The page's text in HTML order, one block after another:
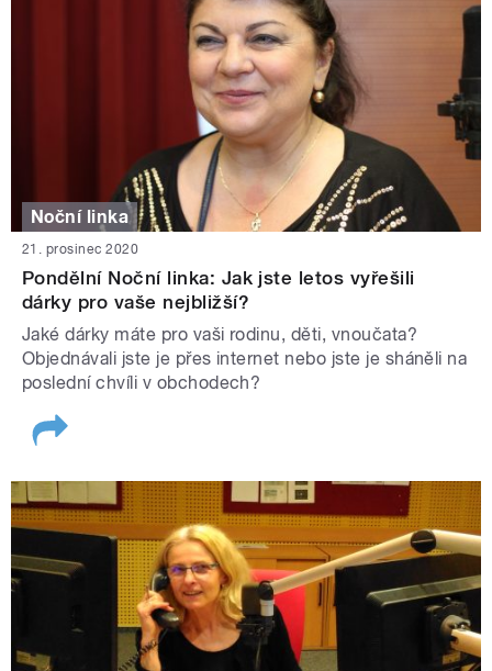
Noční linka
21. prosinec 2020
Pondělní Noční linka: Jak jste letos vyřešili
dárky pro vaše nejbližší?
Jaké dárky máte pro vaši rodinu, děti, vnoučata?
Objednávali jste je přes internet nebo jste je sháněli na
poslední chvíli v obchodech?